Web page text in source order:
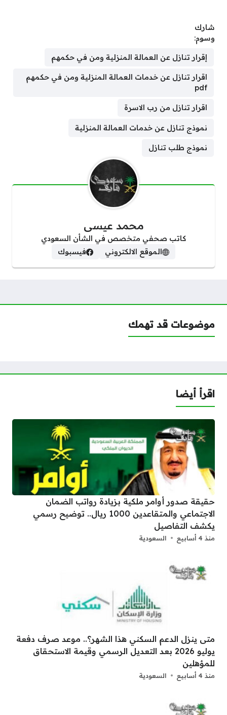
شارك
وسوم:
إقرار تنازل عن العمالة المنزلية ومن في حكمهم
اقرار تنازل عن خدمات العمالة المنزلية ومن في حكمهم
pdf
اقرار تنازل من رب الاسرة
نموذج تنازل عن خدمات العمالة المنزلية
نموذج طلب تنازل
محمد عيسى
كاتب صحفي متخصص في الشأن السعودي
الموقع الالكتروني
فيسبوك
موضوعات قد تهمك
اقرأ أيضا
حقيقة صدور أوامر ملكية بزيادة رواتب الضمان
الاجتماعي والمتقاعدين 1000 ريال.. توضيح رسمي
يكشف التفاصيل
منذ 4 أسابيع السعودية
متى ينزل الدعم السكني هذا الشهر؟.. موعد صرف دفعة
يوليو 2026 بعد التعديل الرسمي وقيمة الاستحقاق
للمؤهلين
منذ 4 أسابيع السعودية